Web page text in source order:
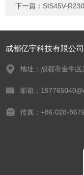
下一篇： SIS45V-
成都亿宇科技有限公司
地址：成都市金牛
邮箱：
传真：+86-028-